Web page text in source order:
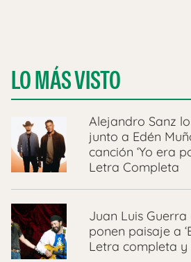
LO MÁS VISTO
Alejandro Sanz
junto a Edén
canción ‘Yo era
Letra Completa
Juan Luis
ponen paisaje a
Letra completa y